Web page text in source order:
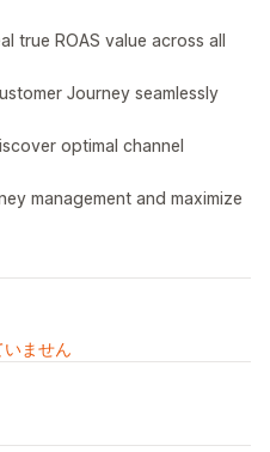
true ROAS value across all
Journey seamlessly
optimal channel
management and maximize
ません